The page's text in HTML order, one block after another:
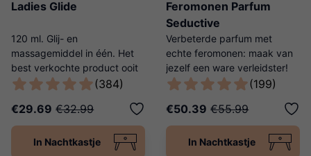
Ladies Glide
120 ml. Glij- en
massagemiddel in één. Het
best verkochte product ooit
van Ladies Night! (384)
€29.69 €32.99
In Nachtkastje
Feromonen Parfum
Seductive
Verbeterde parfum met
echte feromonen: maak van
jezelf een ware verleidster!
(199)
€50.39 €55.99
In Nachtkastje